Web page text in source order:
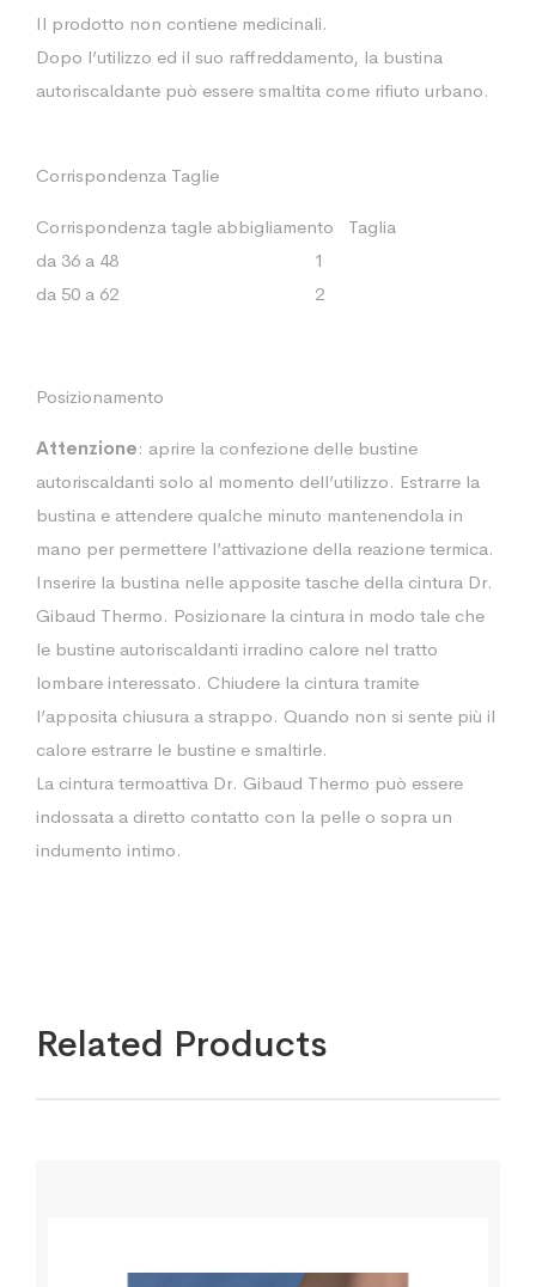
Il prodotto non contiene medicinali.
Dopo l’utilizzo ed il suo raffreddamento, la bustina
autoriscaldante può essere smaltita come rifiuto urbano.
Corrispondenza Taglie
Corrispondenza tagle abbigliamento Taglia
da 36 a 48 1
da 50 a 62 2
Posizionamento
Attenzione: aprire la confezione delle bustine
autoriscaldanti solo al momento dell’utilizzo. Estrarre la
bustina e attendere qualche minuto mantenendola in
mano per permettere l’attivazione della reazione termica.
Inserire la bustina nelle apposite tasche della cintura Dr.
Gibaud Thermo. Posizionare la cintura in modo tale che
le bustine autoriscaldanti irradino calore nel tratto
lombare interessato. Chiudere la cintura tramite
l’apposita chiusura a strappo. Quando non si sente più il
calore estrarre le bustine e smaltirle.
La cintura termoattiva Dr. Gibaud Thermo può essere
indossata a diretto contatto con la pelle o sopra un
indumento intimo.
Related Products